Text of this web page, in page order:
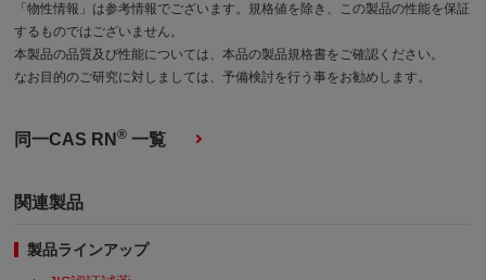
「物性情報」は参考情報でございます。規格値を除き、この製品の性能を保証
するものではございません。
本製品の品質及び性能については、本品の製品規格書をご確認ください。
なお目的のご研究に対しましては、予備検討を行う事をお勧めします。
同一CAS RN® 一覧
関連製品
製品ラインアップ